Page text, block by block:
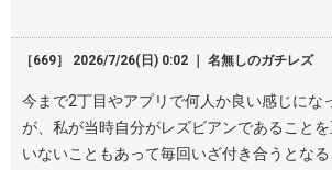
［669］ 2026/7/26(日) 0:02 ｜ 名無しのガチレズ
今まで2丁目やアプリで何人か良い感じにな
が、私が当時自分がレズビアンであること
いないこともあって毎回いざ付き合うとな